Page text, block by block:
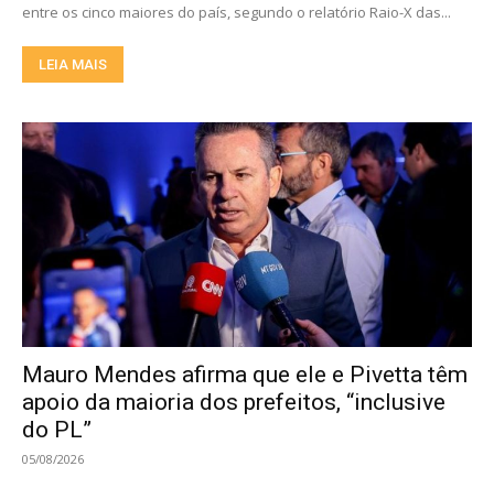
entre os cinco maiores do país, segundo o relatório Raio-X das...
LEIA MAIS
Mauro Mendes afirma que ele e Pivetta têm
apoio da maioria dos prefeitos, “inclusive
do PL”
05/08/2026